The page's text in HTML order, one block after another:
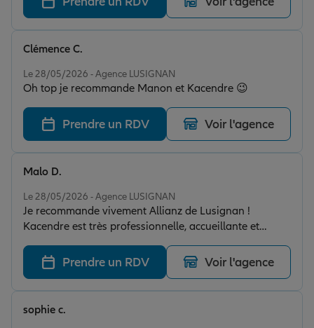
Le 28/05/2026 - Agence LUSIGNAN
Oh top je recommande Manon et Kacendre 😉
Clémence C.
Prendre un RDV Voir l'agence
Le 28/05/2026 - Agence LUSIGNAN
Je recommande vivement Allianz de Lusignan !
Kacendre est très professionnelle, accueillante et
toujours à l’écoute. Elle prend le temps d’expliquer les
choses clairement et cherche les meilleures solutions
adaptées à nos besoins. Le suivi est sérieux et réactif,
ce qui est vraiment rassurant. Un grand merci pour
votre gentillesse et votre professionnalisme, je
recommande cette agence sans hésitation !
Malo D.
Prendre un RDV Voir l'agence
sophie c.